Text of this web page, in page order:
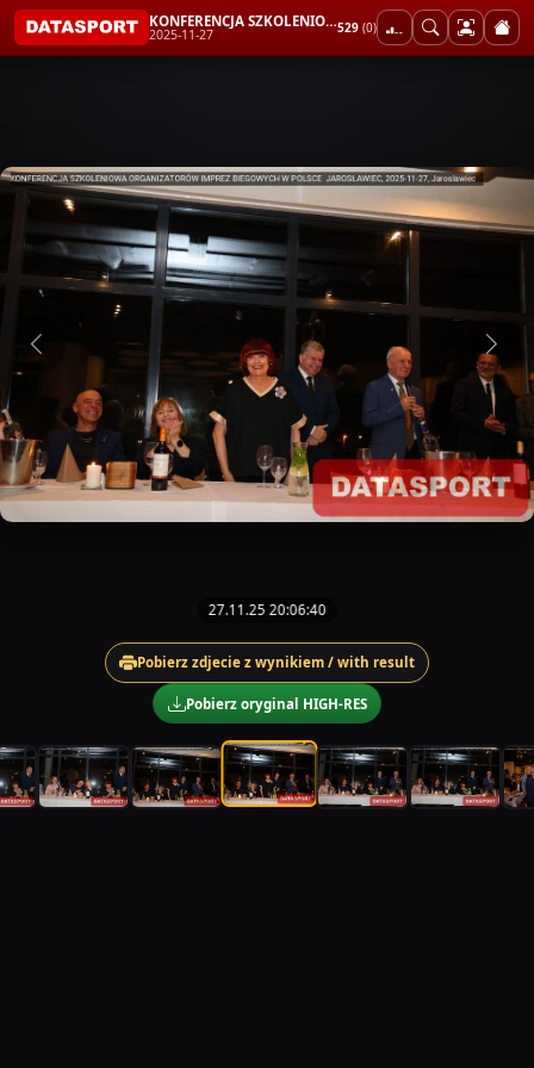
KONFERENCJA SZKOLENIOWA ORGANIZATORÓW IMPREZ BIEGOWYCH W POLSCE JAROSŁAWIEC
2025-11-27 529 (0)
27.11.25 20:06:40
Pobierz zdjecie z wynikiem / with result
Pobierz oryginal HIGH-RES